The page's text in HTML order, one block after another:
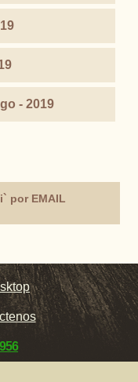
- 2019
por EMAIL